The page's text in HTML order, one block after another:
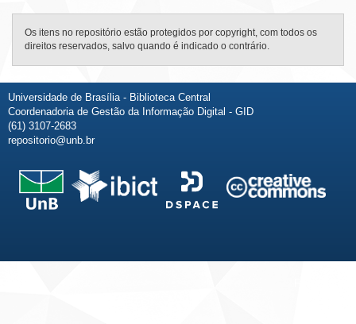
Os itens no repositório estão protegidos por copyright, com todos os
direitos reservados, salvo quando é indicado o contrário.
Universidade de Brasília - Biblioteca Central
Coordenadoria de Gestão da Informação Digital - GID
(61) 3107-2683
repositorio@unb.br